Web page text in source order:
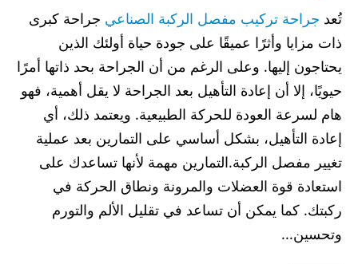
تُعد جراحة تركيب مفصل الركبة الصناعي جراحة كبرى
ذات مزايا وأثرًا عميقًا على جودة حياة أولئك الذين
يحتاجون إليها. وعلى الرغم من أن الجراحة بحد ذاتها أمرًا
حيويًا، إلا أن إعادة التأهيل بعد الجراحة لا يقل أهمية، فهو
هام لسرعة العودة للحركة الطبيعية. ويعتمد ذلك، أي
إعادة التأهيل، بشكل أساسي على التمارين بعد عملية
تغيير مفصل الركبة.التمارين مهمة لأنها تساعدك على
استعادة قوة العضلات والمرونة ونطاق الحركة في
ركبتك. كما يمكن أن تساعد في تقليل الألم والتورم
وتحسين...